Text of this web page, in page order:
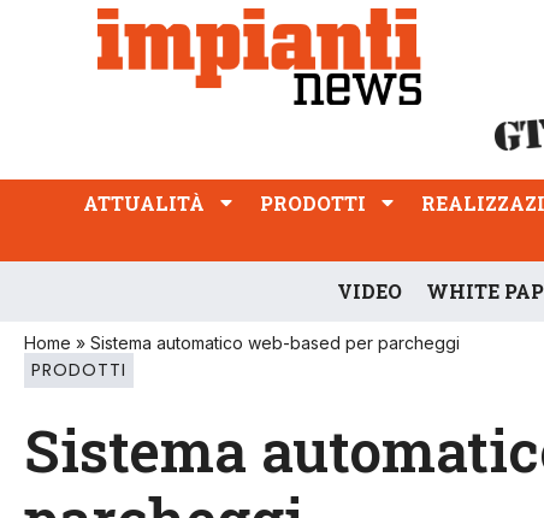
ATTUALITÀ PRODOTTI REALIZZAZIONI
PROFESSIONE
ATTUALITÀ PRODOTTI
VIDEO WHITE
Home » Sistema automatico web-based per parcheggi
PRODOTTI
Sistema